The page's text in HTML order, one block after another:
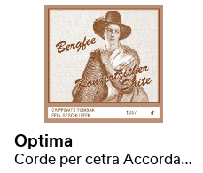
Optima
Corde per cetra Accordatura Bavarese